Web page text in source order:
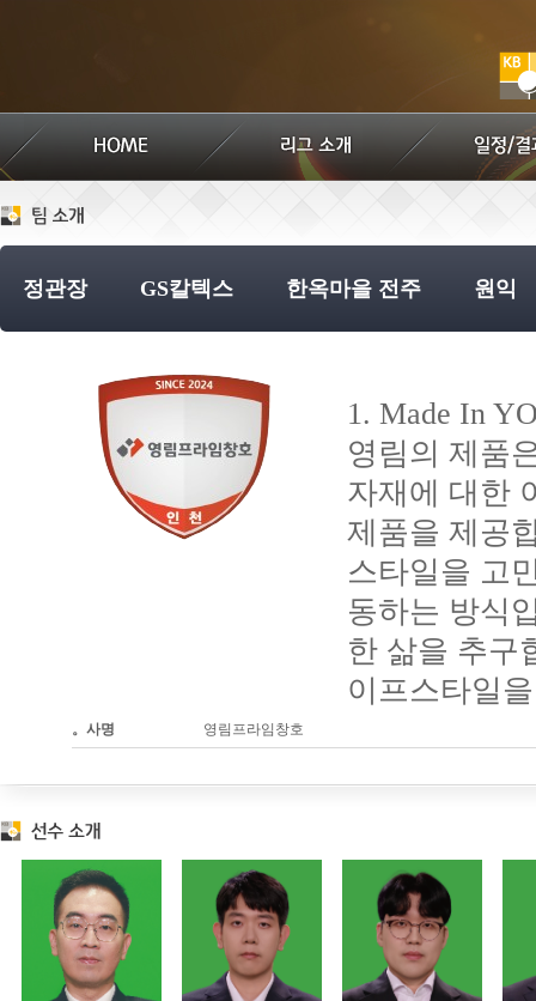
정관장 GS칼텍스 한옥마을 전주 원익
1. Made In
영림의 제품
자재에 대한
제품을 제공
스타일을 고
동하는 방식
한 삶을 추구
이프스타일
。사명 영림프라임창호